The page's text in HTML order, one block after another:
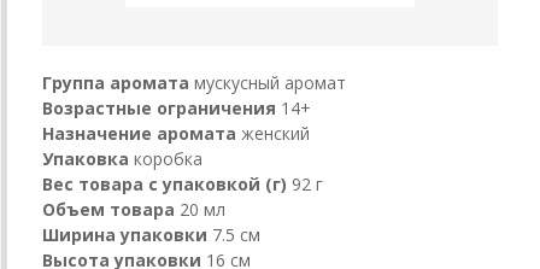
Группа аромата мускусный аромат
Возрастные ограничения 14+
Назначение аромата женский
Упаковка коробка
Вес товара с упаковкой (г) 92 г
Объем товара 20 мл
Ширина упаковки 7.5 см
Высота упаковки 16 см